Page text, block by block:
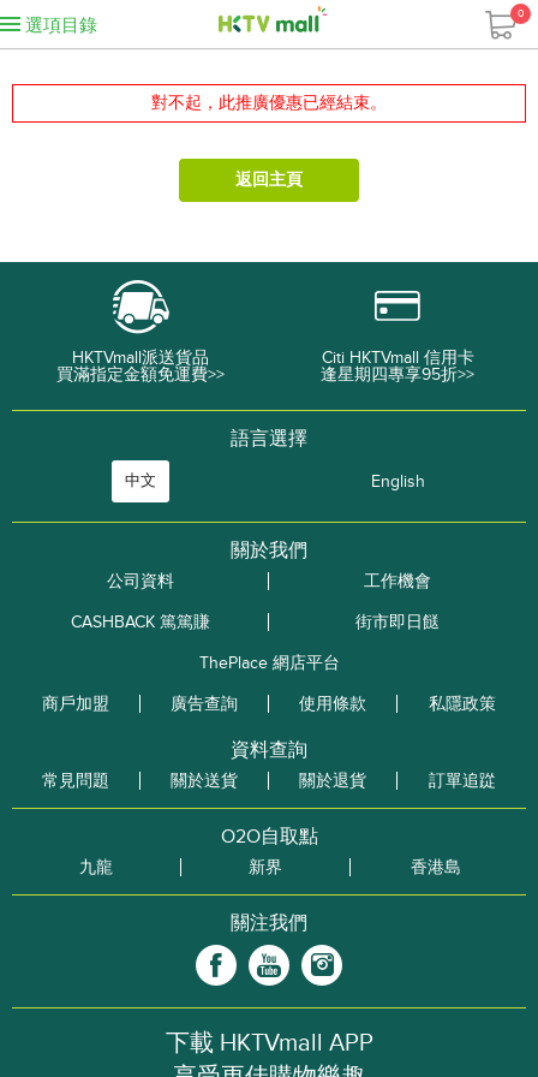
選項目錄
0
對不起，此推廣優惠已經結束。
返回主頁
HKTVmall派送貨品
買滿指定金額免運費>>
Citi HKTVmall 信用卡
逢星期四專享95折>>
語言選擇
中文 English
關於我們
公司資料
工作機會
CASHBACK 篤篤賺
街市即日餸
ThePlace 網店平台
商戶加盟
廣告查詢 使用條款 私隱政策
資料查詢
常見問題 關於送貨 關於退貨 訂單追踨
O2O自取點
九龍 新界 香港島
關注我們
下載 HKTVmall APP